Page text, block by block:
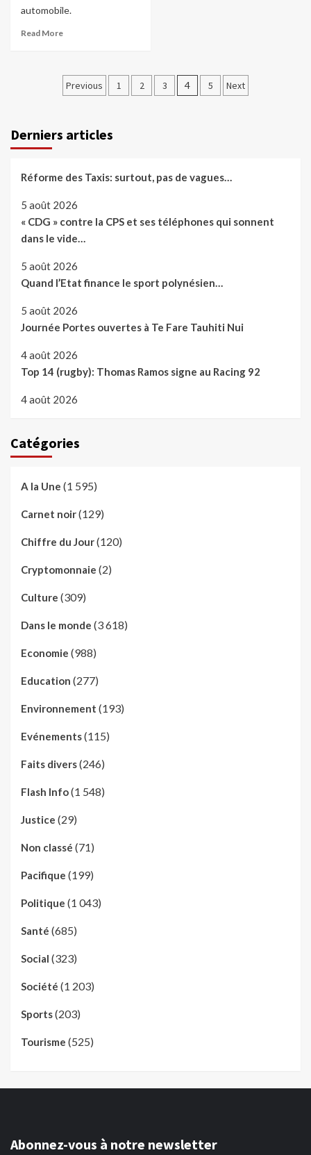
automobile.
Read More
Pagination
publications
Previous 1 2 3 4 5 Next
Derniers articles
Réforme des Taxis: surtout, pas de vagues…
5 août 2026
« CDG » contre la CPS et ses téléphones qui sonnent
dans le vide…
5 août 2026
Quand l’Etat finance le sport polynésien…
5 août 2026
Journée Portes ouvertes à Te Fare Tauhiti Nui
4 août 2026
Top 14 (rugby): Thomas Ramos signe au Racing 92
4 août 2026
Catégories
A la Une (1 595)
Carnet noir(129)
Chiffre du Jour(120)
Cryptomonnaie (2)
Culture (309)
Dans le monde (3 618)
Economie (988)
Education (277)
Environnement (193)
Evénements(115)
Faits divers(246)
Flash Info(1 548)
Justice (29)
Non classé (71)
Pacifique (199)
Politique (1 043)
Santé (685)
Social (323)
Société (1 203)
Sports(203)
Tourisme (525)
Abonnez-vous à notre newsletter